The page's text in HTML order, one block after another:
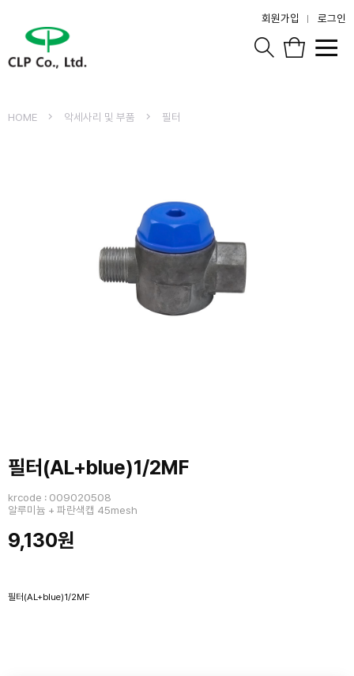
회원가입 로그인
HOME 악세사리 및 부품 필터
필터(AL+blue)1/2MF
krcode : 009020508
알루미늄 + 파란색캡 45mesh
9,130원
필터(AL+blue)1/2MF